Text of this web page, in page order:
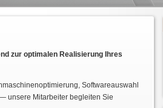
zur optimalen Realisierung Ihres
Softwareauswahl
unsere Mitarbeiter begleiten Sie